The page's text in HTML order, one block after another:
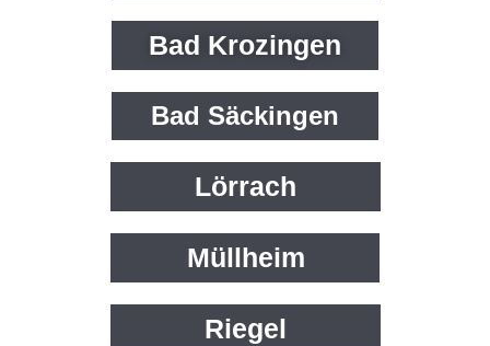
Bad Krozingen
Bad Krozingen
Bad Säckingen
Bad Säckingen
Lörrach
Lörrach
Müllheim
Müllheim
Riegel
Riegel